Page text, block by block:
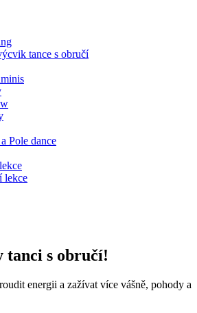
tance s obručí
Pole dance
lekce
tanci s obručí!
energii a zažívat více vášně, pohody a